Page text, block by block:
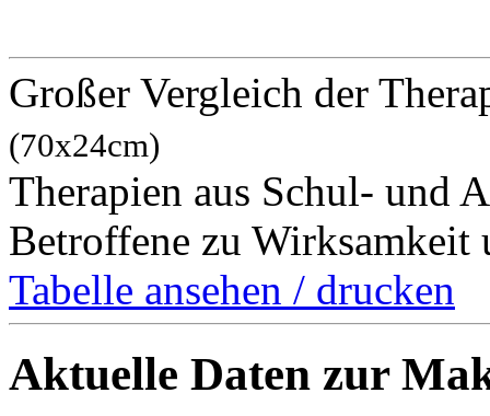
Großer Vergleich der
(70x24cm)
Therapien aus Schul- und
Betroffene zu Wirksamkeit
Tabelle ansehen / drucken
Aktuelle Daten zur